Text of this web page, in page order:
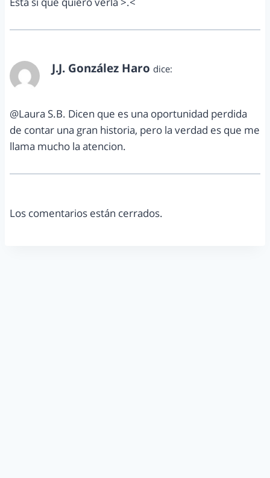
J.J. González Haro dice:
@Laura S.B. Dicen que es una oportunidad perdida
de contar una gran historia, pero la verdad es que me
llama mucho la atencion.
Los comentarios están cerrados.